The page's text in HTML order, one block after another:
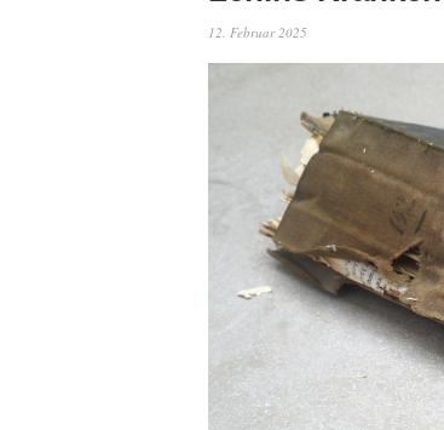
12. Februar 2025